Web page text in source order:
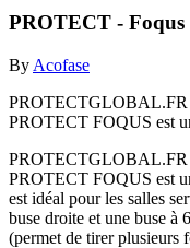
PROTECT -
By Acofase
PROTECTGLOBAL.FR
PROTECT FOQUS est
PROTECTGLOBAL.FR
PROTECT FOQUS est
est idéal pour les salles
buse droite et une buse à
(permet de tirer plusieurs